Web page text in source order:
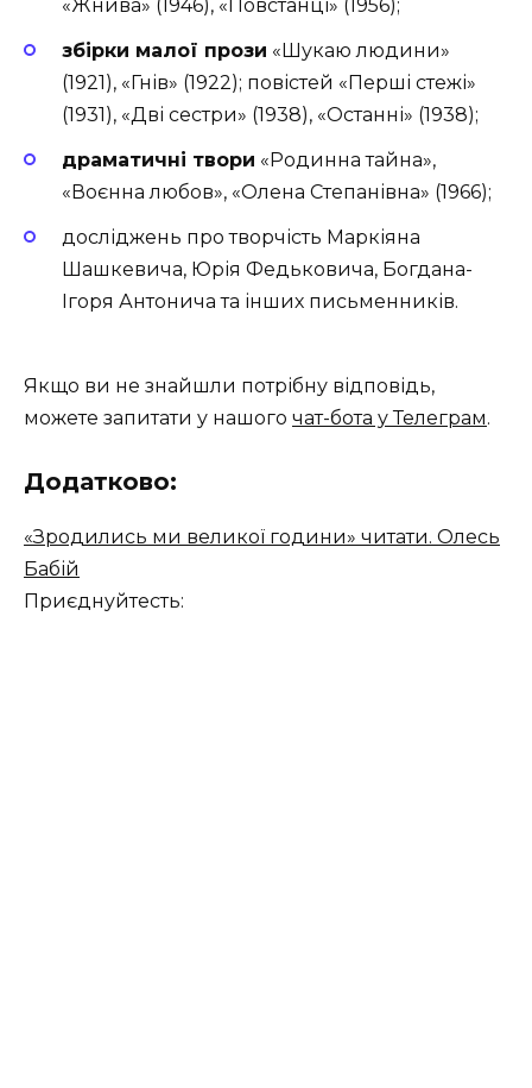
«Жнива» (1946), «Повстанці» (1956);
збірки малої прози «Шукаю людини»
(1921), «Гнів» (1922); повістей «Перші стежі»
(1931), «Дві сестри» (1938), «Останні» (1938);
драматичні твори «Родинна тайна»,
«Воєнна любов», «Олена Степанівна» (1966);
досліджень про творчість Маркіяна
Шашкевича, Юрія Федьковича, Богдана-
Ігоря Антонича та інших письменників.
Якщо ви не знайшли потрібну відповідь,
можете запитати у нашого чат-бота у Телеграм.
Додатково:
«Зродились ми великої години» читати. Олесь
Бабій
Приєднуйтесть: